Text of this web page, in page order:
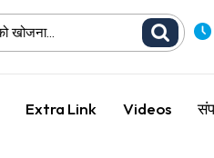
Extra Link Videos